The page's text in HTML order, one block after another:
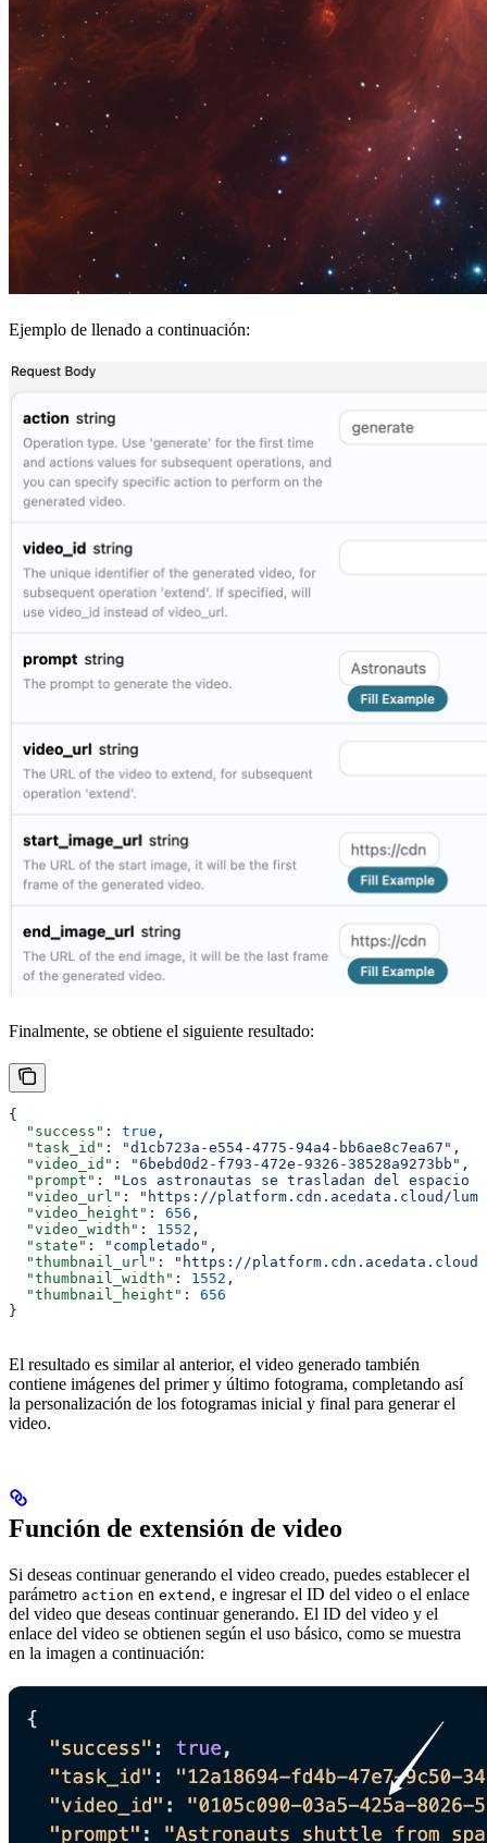
Ejemplo de llenado a continuación:
Finalmente, se obtiene el siguiente resultado:
{
  "success"
: true ,
  "task_id"
: "d1cb723a-e554-4775-94a4-bb6ae8c7ea67" ,
  "video_id"
: "6bebd0d2-f793-472e-9326-38528a9273bb" ,
  "prompt"
:
"Los astronautas se trasladan del espacio
  "video_url"
:
"https://platform.cdn.acedata.cloud/luma/
  "video_height"
: 656 ,
  "video_width"
: 1552 ,
  "state"
: "completado" ,
  "thumbnail_url"
:
"https://platform.cdn.acedata.cloud/
  "thumbnail_width"
: 1552 ,
  "thumbnail_height"
: 656
}
El resultado es similar al anterior, el video generado también
contiene imágenes del primer y último fotograma, completando así
la personalización de los fotogramas inicial y final para generar el
video.
Función de extensión de video
Si deseas continuar generando el video creado, puedes establecer el
parámetro action en extend , e ingresar el ID del video o el enlace
del video que deseas continuar generando. El ID del video y el
enlace del video se obtienen según el uso básico, como se muestra
en la imagen a continuación: